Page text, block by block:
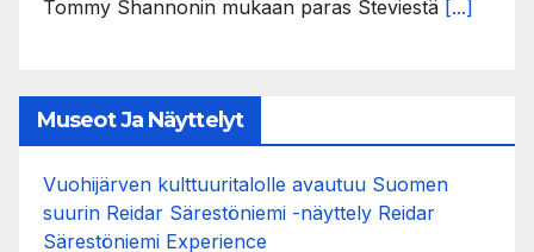
Tommy Shannonin mukaan paras Steviestä [...]
Museot Ja Näyttelyt
Vuohijärven kulttuuritalolle avautuu Suomen
suurin Reidar Särestöniemi -näyttely Reidar
Särestöniemi Experience